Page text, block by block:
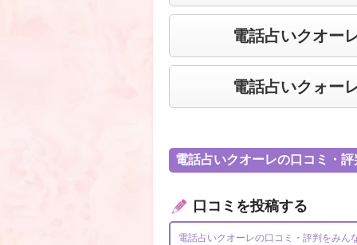
電話占いクオー
電話占いクォー
電話占いクオーレの口コミ・評
口コミを投稿する
電話占いクオーレの口コミ・評判をみん